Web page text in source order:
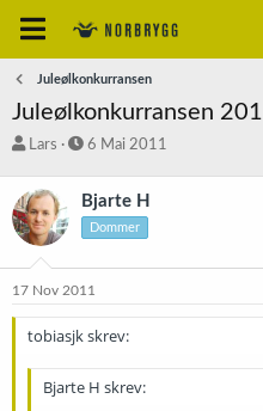
Juleølkonkurransen
Juleølkonkurransen
d
s
a
t
e
Lars
S
r
t
a
t
o
6 Mai 2011
Bjarte H
Dommer
17 Nov 2011
tobiasjk skrev:
Bjarte H skrev: